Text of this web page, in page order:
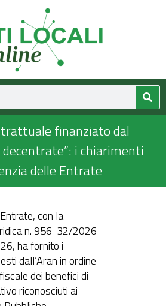
finanziato dal
decentrate”: i chiarimenti
delle Entrate
con la
n. 956-32/2026
ha fornito i
dall’Aran in ordine
dei benefici di
riconosciuti ai